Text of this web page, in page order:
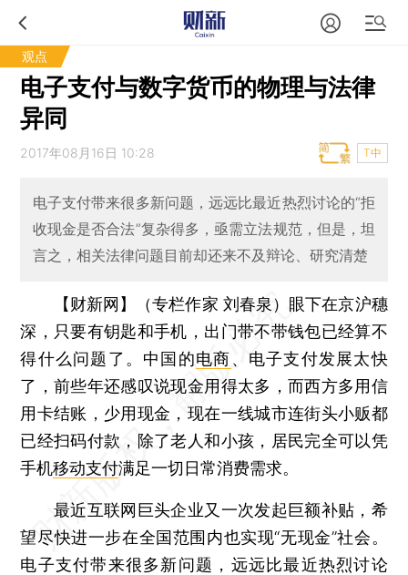
观点
电子支付与数字货币的物理与法律
异同
2017年08月16日 10:28 T中
电子支付带来很多新问题，远远比最近热烈讨论的“拒
收现金是否合法”复杂得多，亟需立法规范，但是，坦
言之，相关法律问题目前却还来不及辩论、研究清楚
【财新网】（专栏作家 刘春泉） 眼下在京沪穗
深，只要有钥匙和手机，出门带不带钱包已经算不
得什么问题了。中国的电商、电子支付发展太快
了，前些年还感叹说现金用得太多，而西方多用信
用卡结账，少用现金，现在一线城市连街头小贩都
已经扫码付款，除了老人和小孩，居民完全可以凭
手机移动支付满足一切日常消费需求。
最近互联网巨头企业又一次发起巨额补贴，希
望尽快进一步在全国范围内也实现“无现金”社会。
电子支付带来很多新问题，远远比最近热烈讨论